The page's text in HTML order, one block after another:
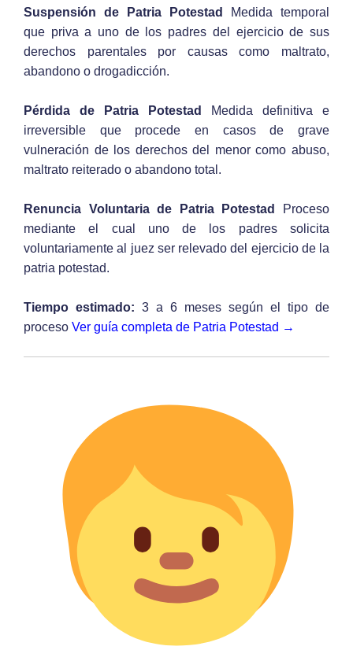
Suspensión de Patria Potestad
Medida temporal
que priva a uno de los padres del ejercicio de sus
derechos parentales por causas como maltrato,
abandono o drogadicción.
Pérdida de Patria Potestad
Medida definitiva e
irreversible que procede en casos de grave
vulneración de los derechos del menor como abuso,
maltrato reiterado o abandono total.
Renuncia Voluntaria de Patria Potestad
Proceso
mediante el cual uno de los padres solicita
voluntariamente al juez ser relevado del ejercicio de la
patria potestad.
Tiempo estimado: 3 a 6 meses según el tipo de
proceso Ver guía completa de Patria Potestad →